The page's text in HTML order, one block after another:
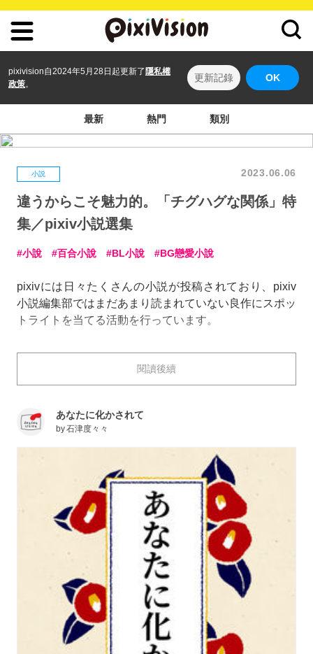
pixivision自2024年5月28日起更新了 隱私權
政策。
更新記錄 OK
最新 熱門 類別
小説 2023.06.06
違うからこそ魅力的。「チグハグな関係」特
集／pixiv小説選集
小說 百合小說 BL小說 BG戀愛小說
pixivには日々たくさんの小説が投稿されており、pixiv
小説編集部ではまだあまり読まれていない良作にスポッ
トライトを当てる活動を行っています。
今回のテーマは「チグハグな関係」に関する小説特集！
種族の異なる相手への片思いから有名人との秘密の恋ま
合、男女の恋愛など幅広く集めてみました！
チグハグな部分に悩みながらも気持ちを伝え合うふたり
から目が離せない、そんな心動かされる物語をお楽しみ
閱讀後續
あなたに化かされて
by石津度々々